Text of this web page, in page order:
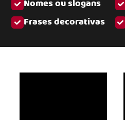
Nomes ou slogans
Frases decorativas